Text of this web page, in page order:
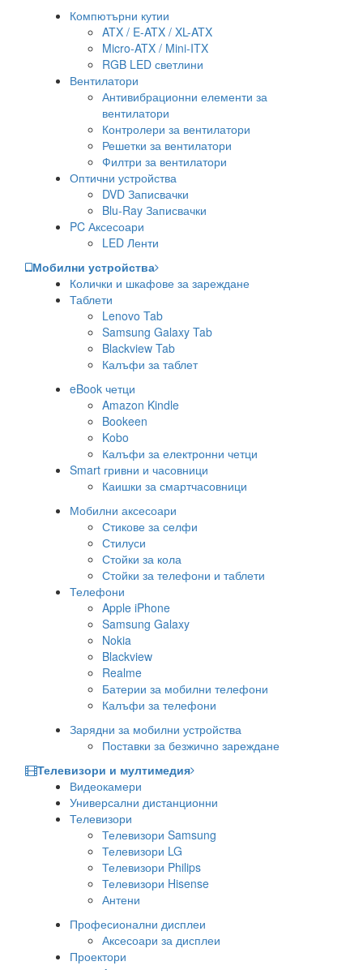
Компютърни кутии
ATX / E-ATX / XL-ATX
Micro-ATX / Mini-ITX
RGB LED светлини
Вентилатори
Антивибрационни елементи за
вентилатори
Контролери за вентилатори
Решетки за вентилатори
Филтри за вентилатори
Оптични устройства
DVD Записвачки
Blu-Ray Записвачки
PC Аксесоари
LED Ленти
Мобилни устройства
Колички и шкафове за зареждане
Таблети
Lenovo Tab
Samsung Galaxy Tab
Blackview Tab
Калъфи за таблет
eBook четци
Amazon Kindle
Bookeen
Kobo
Калъфи за електронни четци
Smart гривни и часовници
Каишки за смартчасовници
Мобилни аксесоари
Стикове за селфи
Стилуси
Стойки за кола
Стойки за телефони и таблети
Телефони
Apple iPhone
Samsung Galaxy
Nokia
Blackview
Realme
Батерии за мобилни телефони
Калъфи за телефони
Зарядни за мобилни устройства
Поставки за безжично зареждане
Телевизори и мултимедия
Видеокамери
Универсални дистанционни
Телевизори
Телевизори Samsung
Телевизори LG
Телевизори Philips
Телевизори Hisense
Антени
Професионални дисплеи
Аксесоари за дисплеи
Проектори